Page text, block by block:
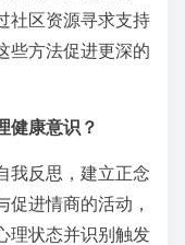
社区资源寻求支持
些方法促进更深的
健康意识？
我反思，建立正念
促进情商的活动，
理状态并识别触发